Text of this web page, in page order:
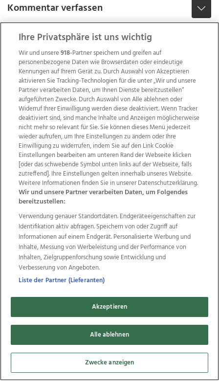
Kommentar verfassen
Wir über uns Mediadaten Kontakt
Jobs
Datenschutz
Impressum
AGB Anzeigekunden
AGB Website
Ehrenkodex Politische Werbung
Weitere Angebote des Medienhauses Wimmer
TV1 di-mog-i.at OÖNow
Ischler Woche
Life Radio
OÖNachrichten
OÖN Immobilien
OÖN Karriere
OÖN Reise
Promenaden Galerien
Regionaljobs
wasistlos.at
Copyrights © 2026 Tips Zeitungs GmbH & Co KG
developed by11x11.net
Cookie Einstellungen bearbeiten
Ihre Privatsphäre ist uns wichtig
Wir und unsere918-Partner speichern und greifen auf
personenbezogene Daten wie Browserdaten oder eindeutige
Kennungen auf Ihrem Gerät zu. Durch Auswahl von Akzeptieren
aktivieren Sie Tracking-Technologien für die unter „Wir und unsere
Partner verarbeiten Daten, um Ihnen Dienste bereitzustellen“
aufgeführten Zwecke. Durch Auswahl von Alle ablehnen oder
Widerruf Ihrer Einwilligung werden diese deaktiviert. Wenn Tracker
deaktiviert sind, sind manche Inhalte und Anzeigen möglicherweise
nicht mehr so relevant für Sie. Sie können dieses Menü jederzeit
wieder aufrufen, um Ihre Einstellungen zu ändern oder Ihre
Einwilligung zu widerrufen, indem Sie auf den Link Cookie
Einstellungen bearbeiten am unteren Rand der Webseite klicken
[oder das schwebende Symbol unten links auf der Webseite, falls
zutreffend]. Ihre Einstellungen gelten innerhalb unseres Website.
Weitere Informationen finden Sie in unserer Datenschutzerklärung.
Wir und unsere Partner verarbeiten Daten, um Folgendes
bereitzustellen:
Verwendung genauer Standortdaten. Endgeräteeigenschaften zur
Identifikation aktiv abfragen. Speichern von oder Zugriff auf
Informationen auf einem Endgerät. Personalisierte Werbung und
Inhalte, Messung von Werbeleistung und der Performance von
Inhalten, Zielgruppenforschung sowie Entwicklung und
Verbesserung von Angeboten.
Liste der Partner (Lieferanten)
Akzeptieren
Alle ablehnen
Zwecke anzeigen